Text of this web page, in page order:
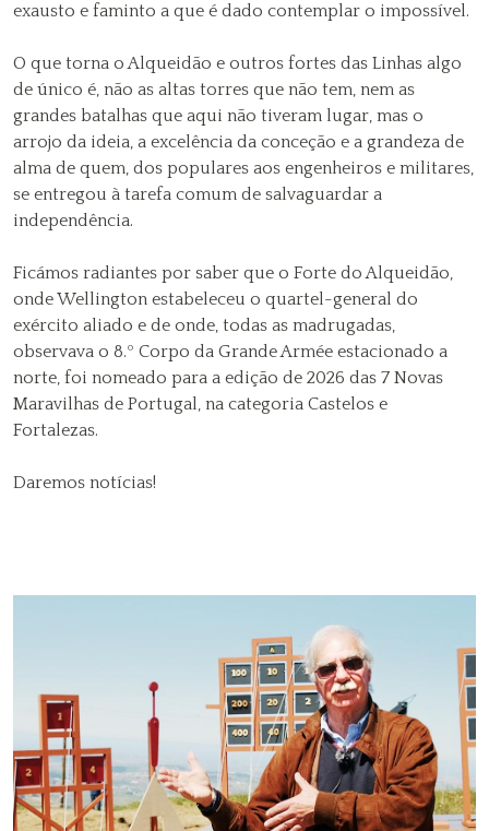
exausto e faminto a que é dado contemplar o impossível.
O que torna o Alqueidão e outros fortes das Linhas algo
de único é, não as altas torres que não tem, nem as
grandes batalhas que aqui não tiveram lugar, mas o
arrojo da ideia, a excelência da conceção e a grandeza de
alma de quem, dos populares aos engenheiros e militares,
se entregou à tarefa comum de salvaguardar a
independência.
Ficámos radiantes por saber que o Forte do Alqueidão,
onde Wellington estabeleceu o quartel-general do
exército aliado e de onde, todas as madrugadas,
observava o 8.º Corpo da Grande Armée estacionado a
norte, foi nomeado para a edição de 2026 das 7 Novas
Maravilhas de Portugal, na categoria Castelos e
Fortalezas.
Daremos notícias!